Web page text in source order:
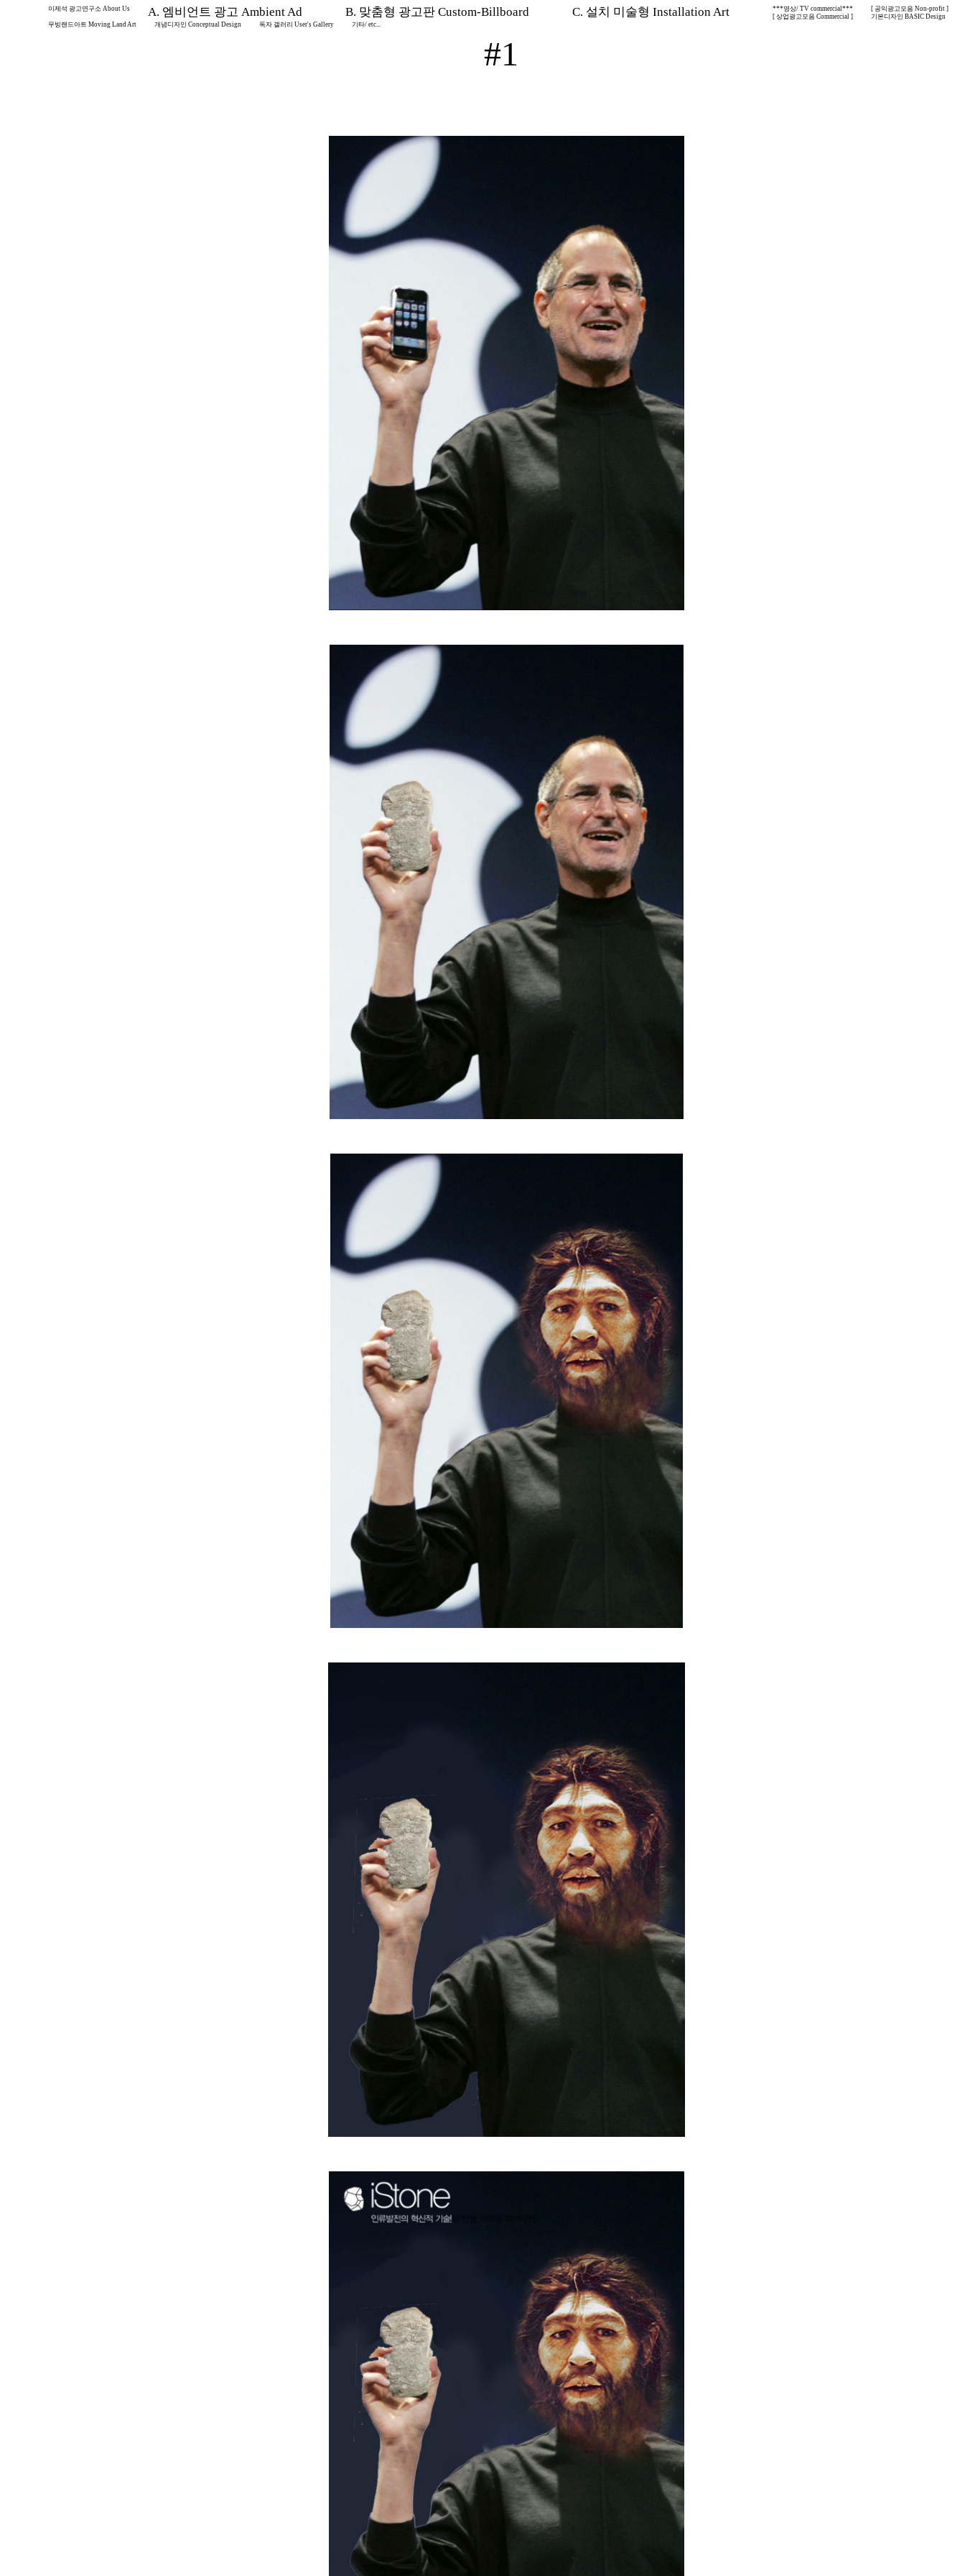
이제석 광고연구소 About Us A. 엠비언트 광고 Ambient Ad B. 맞춤형 광고판 Custom-Billboard C. 설치 미술형 Installation Art ***영상/ TV commercial***
[ 공익광고모음 Non-profit ]
[ 상업광고모음 Commercial ]
기본디자인 BASIC Design
무빙랜드아트 Moving Land Art
개념디자인 Conceptual Design 독자 갤러리 User's Gallery 기타/ etc...
#1